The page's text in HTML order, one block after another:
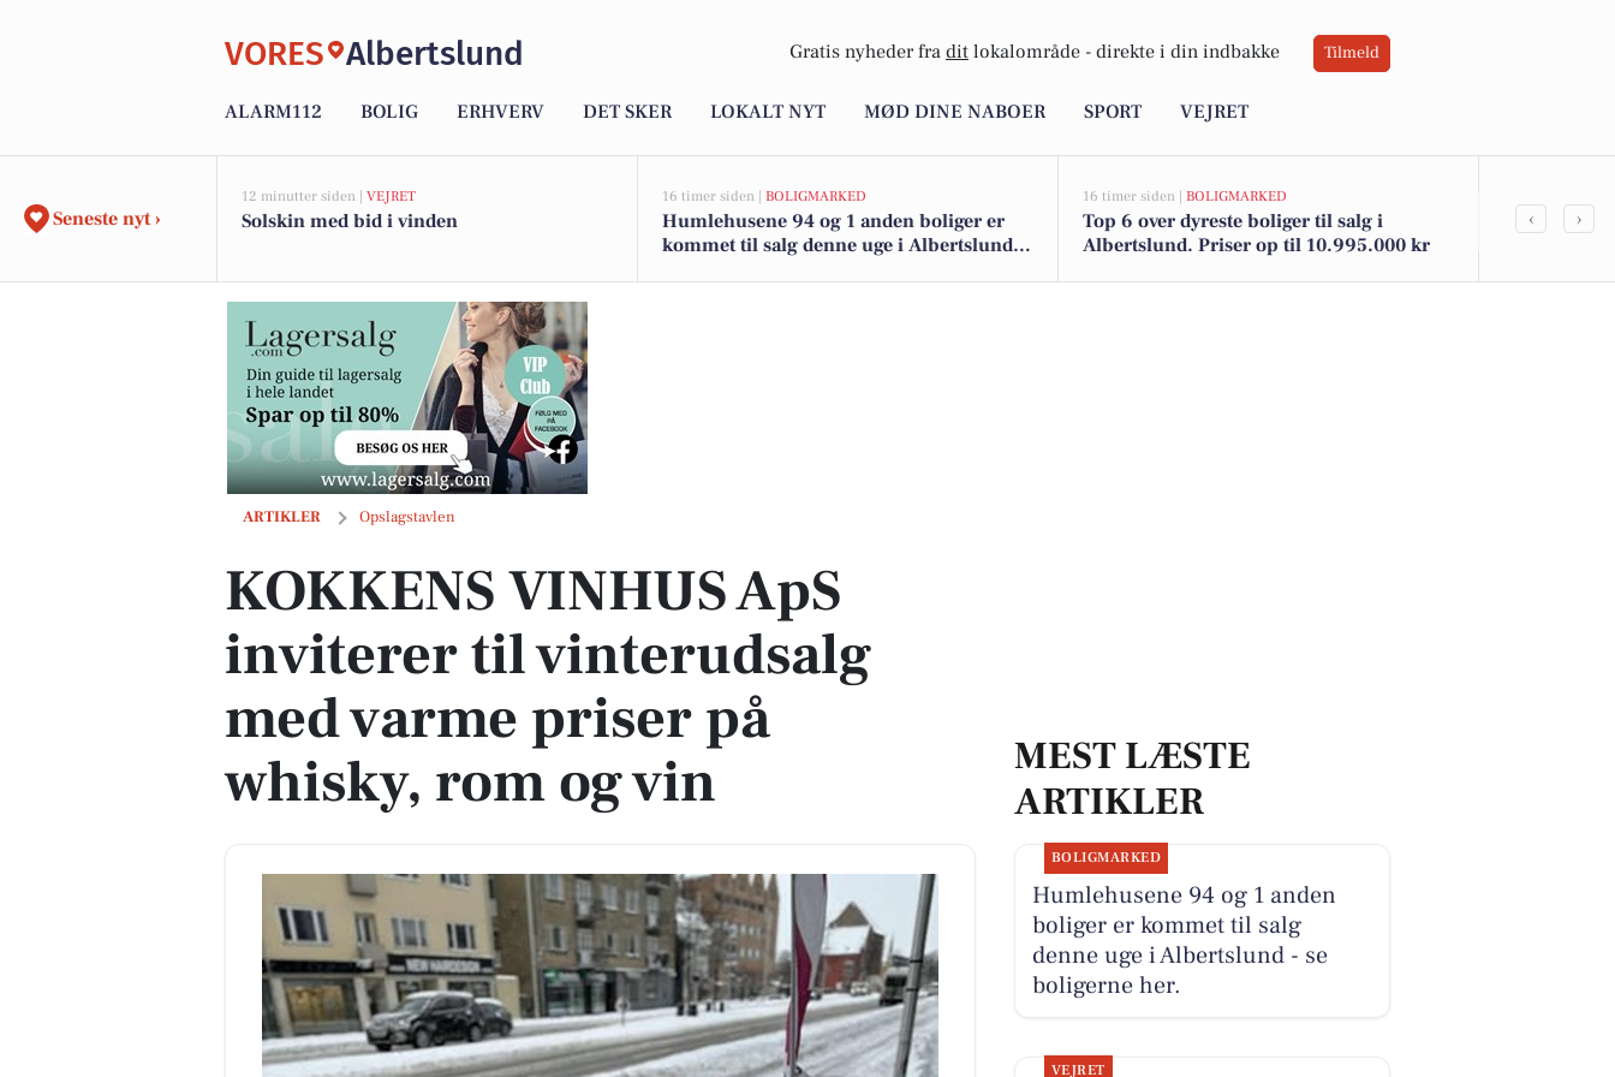
VORES Albertslund Gratis nyheder fra dit lokalområde - direkte i din indbakke Tilmeld
ALARM112 BOLIG ERHVERV DET SKER LOKALT NYT MØD DINE NABOER SPORT VEJRET
Seneste nyt ›
12 minutter siden | VEJRET
Solskin med bid i vinden
16 timer siden | BOLIGMARKED
Humlehusene 94 og 1 anden boliger er
kommet til salg denne uge i Albertslund -
16 timer siden | BOLIGMARKED
Top 6 over dyreste boliger til salg i
Albertslund. Priser op til 10.995.000 kr
‹ ›
ARTIKLER Opslagstavlen
KOKKENS VINHUS ApS inviterer til vinterudsalg med varme priser på whisky, rom og vin
KOKKENS VINHUS ApS
inviterer til vinterudsalg
med varme priser på
whisky, rom og vin
MEST LÆSTE
ARTIKLER
BOLIGMARKED
Humlehusene 94 og 1 anden
boliger er kommet til salg
denne uge i Albertslund - se
boligerne her.
VEJRET